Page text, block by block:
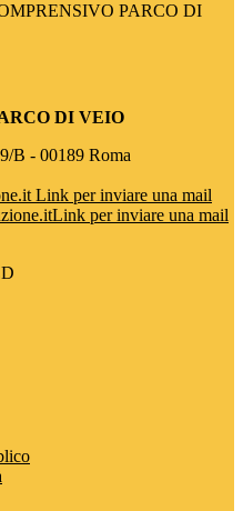
PARCO DI
DI VEIO
B - 00189 Roma
Link per inviare una mail
Link per inviare una mail